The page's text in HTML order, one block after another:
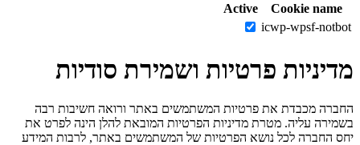
Cookie name
Active
icwp-wpsf-notbot
מדיניות פרטיות ושמירת סודיות
החברה מכבדת את פרטיות המשתמשים באתר ורואה חשיבות רבה
בשמירה עליה. מטרת מדיניות הפרטיות המובאת להלן הינה לפרט את
יחס החברה לכל נושא הפרטיות של המשתמשים באתר, לרבות המידע